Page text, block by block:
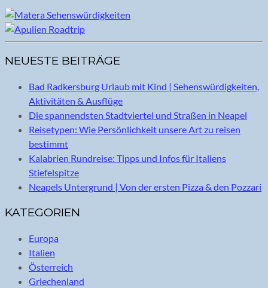
NEUESTE BEITRÄGE
Bad Radkersburg Urlaub mit Kind | Sehenswürdigkeiten,
Aktivitäten & Ausflüge
Die spannendsten Stadtviertel und Straßen in Neapel
Reisetypen: Wie Persönlichkeit unsere Art zu reisen
bestimmt
Kalabrien Rundreise: Tipps und Infos für Italiens
Stiefelspitze
Neapels Untergrund | Von der ersten Pizza & den Pozzari
KATEGORIEN
Europa
Italien
Österreich
Griechenland